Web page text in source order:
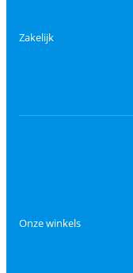
Zakelijk
Onze winkels